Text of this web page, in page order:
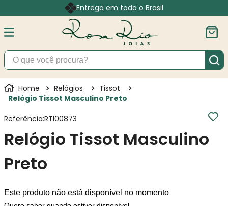
Entrega em todo o Brasil
O que você procura?
Relógios
Tissot
Relógio Tissot Masculino Preto
Referência:RTI00873
Relógio Tissot Masculino
Preto
Este produto não está disponível no momento